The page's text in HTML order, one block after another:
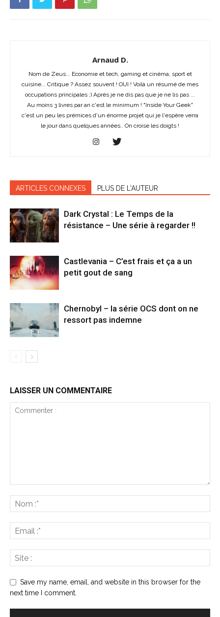
Arnaud D.
Nom de Zeus... Economie et tech, gaming et cinéma, sport et
cuisine... Critique ? Assez souvent ! OUI ! Voilà un résumé de mes
occupations principales ;) Après je ne dis pas que je ne lis pas ...
Au moins 3 livres par an c'est le minimum ! "Inside Your Geek"
c'est un peu les prémices d'un énorme projet qui je l'espère verra
le jour dans quelques années.. On croise les doigts !
ARTICLES CONNEXES PLUS DE L'AUTEUR
Dark Crystal : Le Temps de la
résistance – Une série à regarder !!
Castlevania – C’est frais et ça a un
petit gout de sang
Chernobyl – la série OCS dont on ne
ressort pas indemne
LAISSER UN COMMENTAIRE
Save my name, email, and website in this browser for the
next time I comment.